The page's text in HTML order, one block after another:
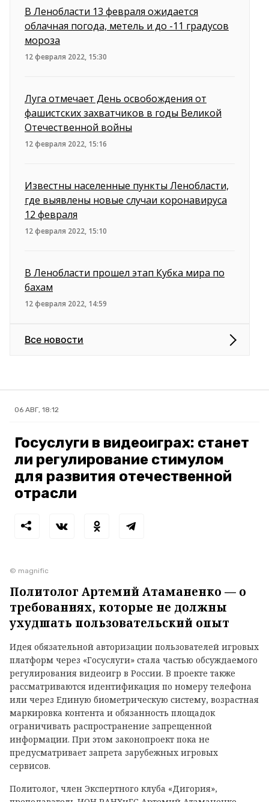
В Ленобласти 13 февраля ожидается
облачная погода, метель и до -11 градусов
мороза
12 февраля 2022, 15:30
Луга отмечает День освобождения от
фашистских захватчиков в годы Великой
Отечественной войны
12 февраля 2022, 15:16
Известны населенные пункты Ленобласти,
где выявлены новые случаи коронавируса
12 февраля
12 февраля 2022, 15:10
В Ленобласти прошел этап Кубка мира по
бахам
12 февраля 2022, 14:59
Все новости
06 АВГ, 18:12
Госуслуги в видеоиграх: станет
ли регулирование стимулом
для развития отечественной
отрасли
© magnific
Политолог Артемий Атаманенко — о
требованиях, которые не должны
ухудшать пользовательский опыт
Идея обязательной авторизации пользователей игровых
платформ через «Госуслуги» стала частью обсуждаемого
регулирования видеоигр в России. В проекте также
рассматриваются идентификация по номеру телефона
или через Единую биометрическую систему, возрастная
маркировка контента и обязанность площадок
ограничивать распространение запрещенной
информации. При этом законопроект пока не
предусматривает запрета зарубежных игровых
сервисов.
Политолог, член Экспертного клуба «Дигория»,